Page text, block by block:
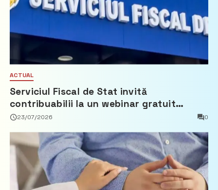
ACTUAL
Serviciul Fiscal de Stat invită
contribuabilii la un webinar gratuit
privind calculul impozitului pe bunurile
23/07/2026 0